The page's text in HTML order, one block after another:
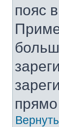
пояс